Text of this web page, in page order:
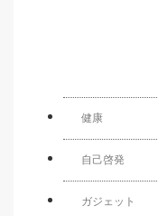
健康
自己啓発
ガジェット